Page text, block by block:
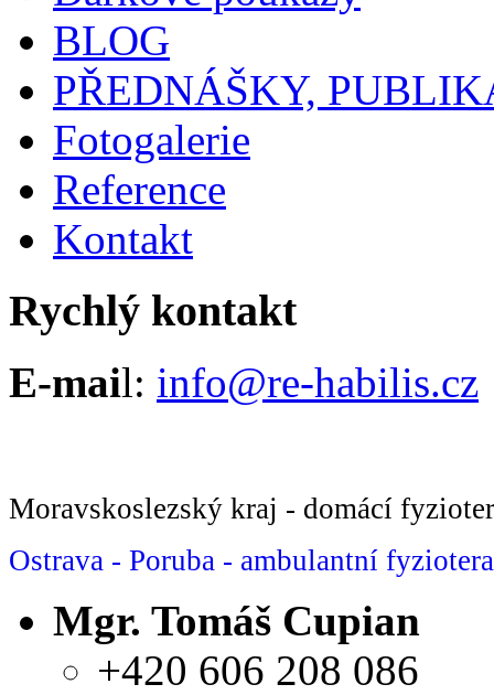
BLOG
PŘEDNÁŠKY,
Fotogalerie
Reference
Kontakt
Rychlý kontakt
E-mail: info@re-habilis.cz
Moravskoslezský kraj - domácí
Ostrava - Poruba - ambulantní
Mgr. Tomáš Cupian
+420 606 208 086